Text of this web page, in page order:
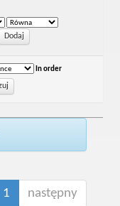
In order
1 następny